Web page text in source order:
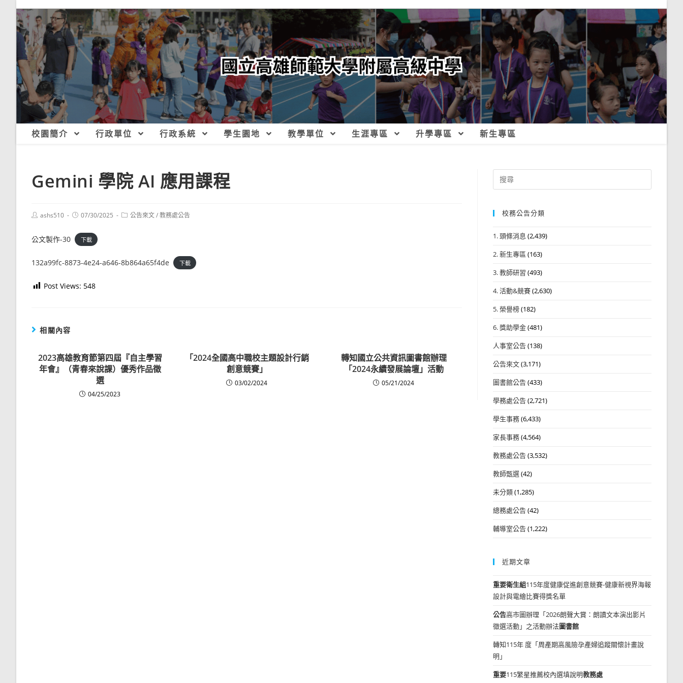
校園簡介 行政單位 行政系統 學生園地 教學單位 生涯專區 升學專區 新生專區
Gemini 學院 AI 應用課程
Postashs510
Post07/30/2025
Post公告來文/教務處公告
公文製作-30 下載
132a99fc-8873-4e24-a646-8b864a65f4de 下載
Post Views: 548
相關內容
2023高雄教育節第四屆『自主學習
年會』（青春來說課）優秀作品徵
選
04/25/2023
「2024全國高中職校主題設計行銷
創意競賽」
03/02/2024
轉知國立公共資訊圖書館辦理
「2024永續發展論壇」活動
05/21/2024
Search
for:
校務公告分類
1. 頭條消息 (2,439)
2. 新生專區 (163)
3. 教師研習 (493)
4. 活動&競賽(2,630)
5. 榮譽榜(182)
6. 獎助學金(481)
人事室公告(138)
公告來文(3,171)
圖書館公告(433)
學務處公告(2,721)
學生事務(6,433)
家長事務(4,564)
教務處公告(3,532)
教師甄選(42)
未分類(1,285)
總務處公告(42)
輔導室公告(1,222)
近期文章
重要衛生組115年度健康促進創意競賽-健康新視界海報
設計與電繪比賽得獎名單
公告高市圖辦理「2026朗聲大賞：朗讀文本演出影片
徵選活動」之活動辦法圖書館
轉知115年 度「周產期高風險孕產婦追蹤關懷計畫說
明」
重要115繁星推薦校內選填說明教務處